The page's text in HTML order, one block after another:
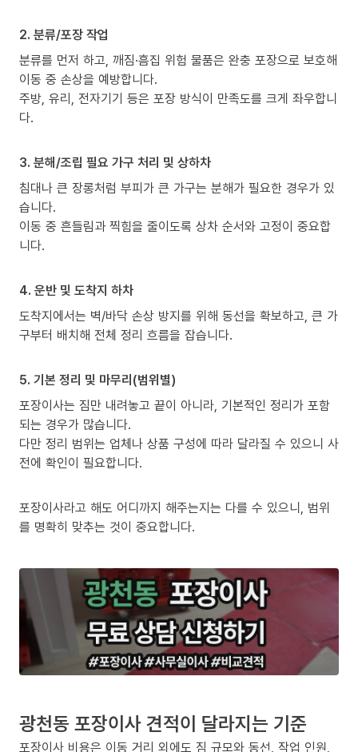
2. 분류/포장 작업
분류를 먼저 하고, 깨짐·흠집 위험 물품은 완충 포장으로 보호해
이동 중 손상을 예방합니다.
주방, 유리, 전자기기 등은 포장 방식이 만족도를 크게 좌우합니
다.
3. 분해/조립 필요 가구 처리 및 상하차
침대나 큰 장롱처럼 부피가 큰 가구는 분해가 필요한 경우가 있
습니다.
이동 중 흔들림과 찍힘을 줄이도록 상차 순서와 고정이 중요합
니다.
4. 운반 및 도착지 하차
도착지에서는 벽/바닥 손상 방지를 위해 동선을 확보하고, 큰 가
구부터 배치해 전체 정리 흐름을 잡습니다.
5. 기본 정리 및 마무리(범위별)
포장이사는 짐만 내려놓고 끝이 아니라, 기본적인 정리가 포함
되는 경우가 많습니다.
다만 정리 범위는 업체나 상품 구성에 따라 달라질 수 있으니 사
전에 확인이 필요합니다.
포장이사라고 해도 어디까지 해주는지는 다를 수 있으니, 범위
를 명확히 맞추는 것이 중요합니다.
광천동 포장이사 견적이 달라지는 기준
포장이사 비용은 이동 거리 외에도 짐 규모와 동선, 작업 인원,